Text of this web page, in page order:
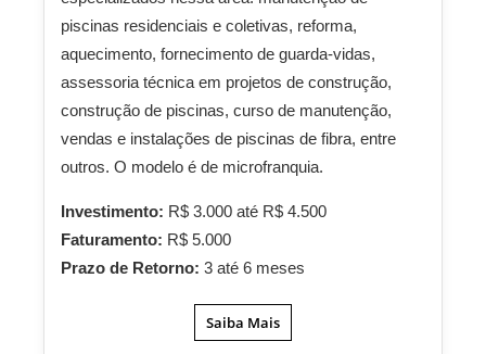
piscinas residenciais e coletivas, reforma,
aquecimento, fornecimento de guarda-vidas,
assessoria técnica em projetos de construção,
construção de piscinas, curso de manutenção,
vendas e instalações de piscinas de fibra, entre
outros. O modelo é de microfranquia.
Investimento: R$ 3.000 até R$ 4.500
Faturamento: R$ 5.000
Prazo de Retorno: 3 até 6 meses
Saiba Mais